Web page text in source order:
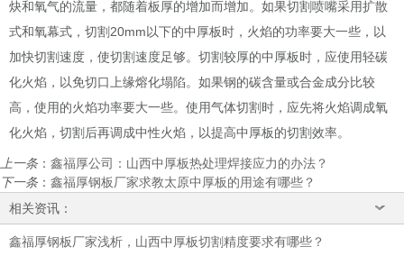
炔和氧气的流量，都随着板厚的增加而增加。如果切割喷嘴采用扩散
式和氧幕式，切割20mm以下的中厚板时，火焰的功率要大一些，以
加快切割速度，使切割速度足够。切割较厚的中厚板时，应使用轻碳
化火焰，以免切口上缘熔化塌陷。如果钢的碳含量或合金成分比较
高，使用的火焰功率要大一些。使用气体切割时，应先将火焰调成氧
化火焰，切割后再调成中性火焰，以提高中厚板的切割效率。
上一条： 鑫福厚公司：山西中厚板热处理焊接应力的办法？
下一条： 鑫福厚钢板厂家求教太原中厚板的用途有哪些？
相关资讯：
鑫福厚钢板厂家浅析，山西中厚板切割精度要求有哪些？